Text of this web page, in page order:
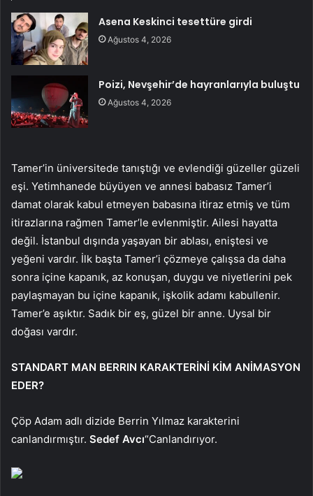
Asena Keskinci tesettüre girdi
Ağustos 4, 2026
Poizi, Nevşehir’de hayranlarıyla buluştu
Ağustos 4, 2026
Tamer’in üniversitede tanıştığı ve evlendiği güzeller güzeli
eşi. Yetimhanede büyüyen ve annesi babasız Tamer’i
damat olarak kabul etmeyen babasına itiraz etmiş ve tüm
itirazlarına rağmen Tamer’le evlenmiştir. Ailesi hayatta
değil. İstanbul dışında yaşayan bir ablası, eniştesi ve
yeğeni vardır. İlk başta Tamer’i çözmeye çalışsa da daha
sonra içine kapanık, az konuşan, duygu ve niyetlerini pek
paylaşmayan bu içine kapanık, işkolik adamı kabullenir.
Tamer’e aşıktır. Sadık bir eş, güzel bir anne. Uysal bir
doğası vardır.
STANDART MAN BERRIN KARAKTERİNİ KİM ANİMASYON
EDER?
Çöp Adam adlı dizide Berrin Yılmaz karakterini
canlandırmıştır. Sedef Avcı“Canlandırıyor.